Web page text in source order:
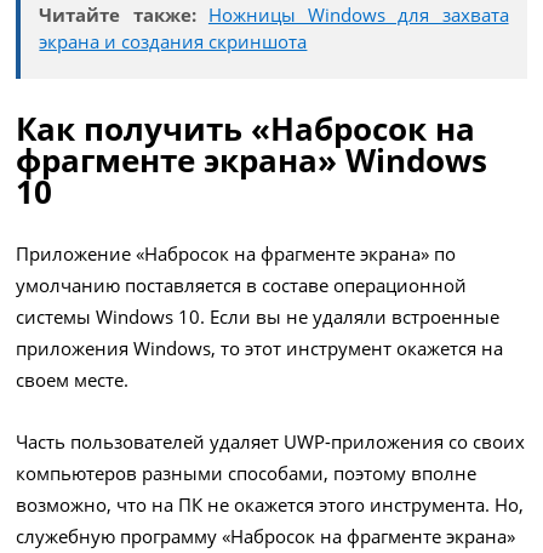
Читайте также: Ножницы Windows для захвата
экрана и создания скриншота
Как получить «Набросок на
фрагменте экрана» Windows
10
Приложение «Набросок на фрагменте экрана» по
умолчанию поставляется в составе операционной
системы Windows 10. Если вы не удаляли встроенные
приложения Windows, то этот инструмент окажется на
своем месте.
Часть пользователей удаляет UWP-приложения со своих
компьютеров разными способами, поэтому вполне
возможно, что на ПК не окажется этого инструмента. Но,
служебную программу «Набросок на фрагменте экрана»